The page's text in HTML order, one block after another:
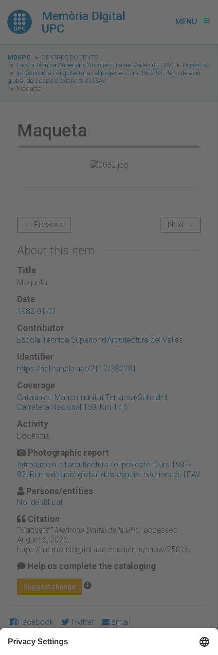
Memòria Digital
UPC
MENU menu
You
are
here:
MDUPC
CENTRES DOCENTS
Escola Tècnica Superior d'Arquitectura del Vallès (ETSAV)
Docència
Introducció a l'arquitectura i el projecte. Curs 1982-83. Remodelació
global dels espais exteriors de l’EAV
Maqueta
Maqueta
← Previous Next →
About this item
Title
Maqueta
Date
1982-01-01
Contributor
Escola Tècnica Superior d'Arquitectura del Vallès
Identifier
https://hdl.handle.net/2117/380281
Coverage
Catalunya. Mancomunitat Terrassa-Sabadell.
Carretera Nacional 150, Km.14,5
Activity
Docència
Photographic report
Introducció a l'arquitectura i el projecte. Curs 1982-
83. Remodelació global dels espais exteriors de l’EAV
Persons/entities
No identificat
Citation
“Maqueta,” Memòria Digital de la UPC, accessed
August 6, 2026,
https://memoriadigital.upc.edu/items/show/25816
Help us complete the cataloging
Suggest change
Facebook Twitter Email